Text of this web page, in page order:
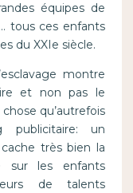
équipes de
tous ces enfants
du XXIe siècle.
montre
et non pas le
qu’autrefois
publicitaire: un
très bien la
sur les enfants
de talents